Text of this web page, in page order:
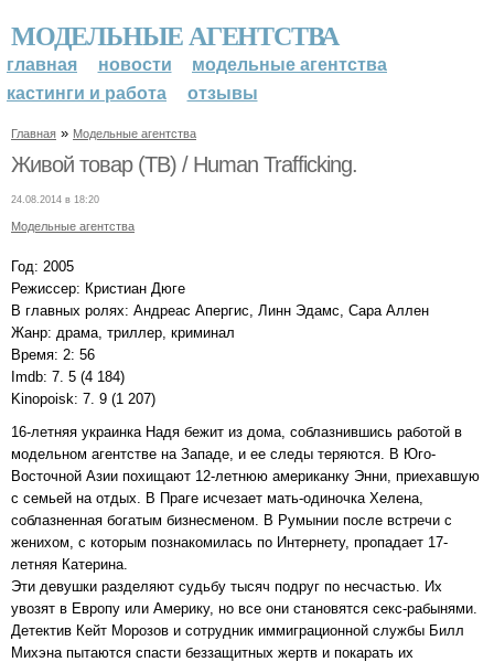
МОДЕЛЬНЫЕ АГЕНТСТВА
главная новости
модельные агентства
кастинги и работа
отзывы
Главная » Модельные агентства
Живой товар (ТВ) / Human Trafficking.
24.08.2014 в 18:20
Модельные агентства
Год: 2005
Режиссер: Кристиан Дюге
В главных ролях: Андреас Апергис, Линн Эдамс, Сара Аллен
Жанр: драма, триллер, криминал
Время: 2: 56
Imdb: 7. 5 (4 184)
Kinopoisk: 7. 9 (1 207)
16-летняя украинка Надя бежит из дома, соблазнившись работой в
модельном агентстве на Западе, и ее следы теряются. В Юго-
Восточной Азии похищают 12-летнюю американку Энни, приехавшую
с семьей на отдых. В Праге исчезает мать-одиночка Хелена,
соблазненная богатым бизнесменом. В Румынии после встречи с
женихом, с которым познакомилась по Интернету, пропадает 17-
летняя Катерина.
Эти девушки разделяют судьбу тысяч подруг по несчастью. Их
увозят в Европу или Америку, но все они становятся секс-рабынями.
Детектив Кейт Морозов и сотрудник иммиграционной службы Билл
Михэна пытаются спасти беззащитных жертв и покарать их